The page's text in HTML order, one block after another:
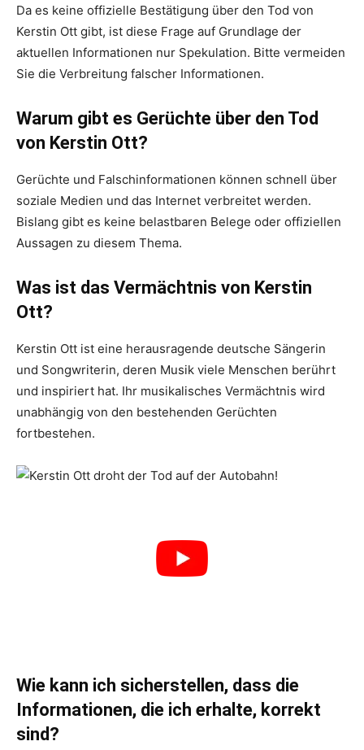
Da es keine offizielle Bestätigung über den Tod von
Kerstin Ott gibt, ist diese Frage auf Grundlage der
aktuellen Informationen nur Spekulation. Bitte vermeiden
Sie die Verbreitung falscher Informationen.
Warum gibt es Gerüchte über den Tod
von Kerstin Ott?
Gerüchte und Falschinformationen können schnell über
soziale Medien und das Internet verbreitet werden.
Bislang gibt es keine belastbaren Belege oder offiziellen
Aussagen zu diesem Thema.
Was ist das Vermächtnis von Kerstin
Ott?
Kerstin Ott ist eine herausragende deutsche Sängerin
und Songwriterin, deren Musik viele Menschen berührt
und inspiriert hat. Ihr musikalisches Vermächtnis wird
unabhängig von den bestehenden Gerüchten
fortbestehen.
Wie kann ich sicherstellen, dass die
Informationen, die ich erhalte, korrekt
sind?